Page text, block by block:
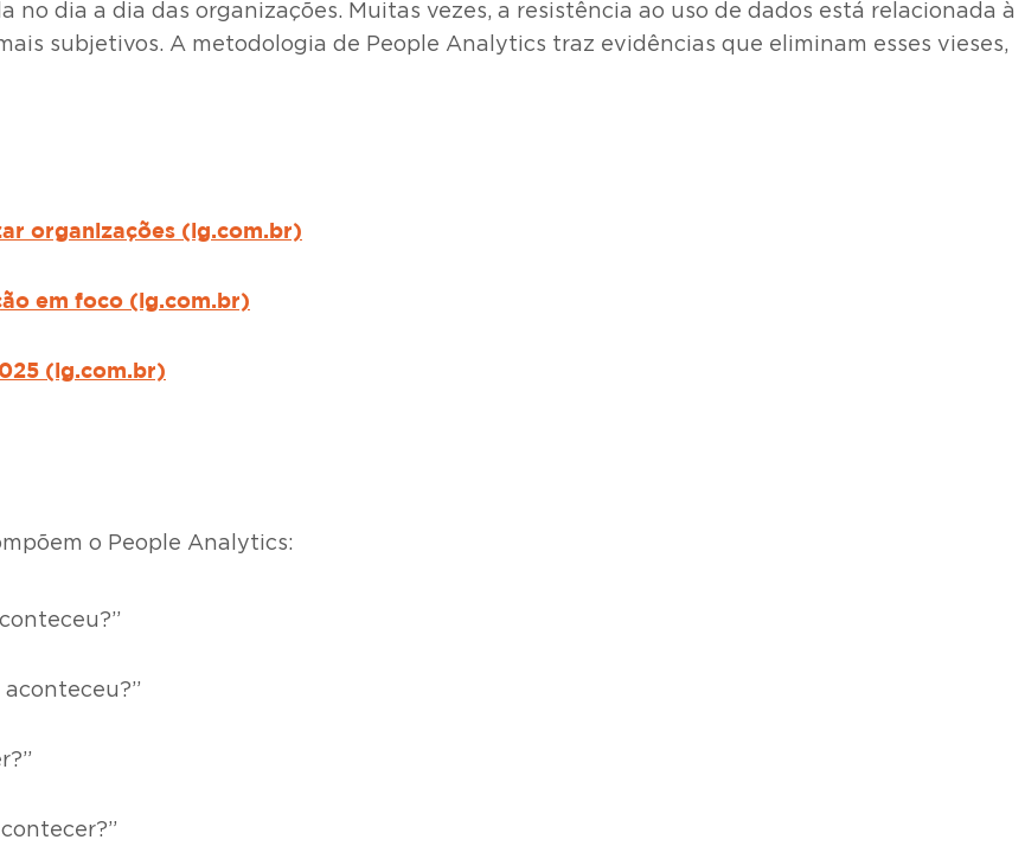
dia a dia das organizações. Muitas vezes, a resistência ao uso de dados está relacionada à
subjetivos. A metodologia de People Analytics traz evidências que eliminam esses vieses,
organizações (lg.com.br)
em foco (lg.com.br)
(lg.com.br)
o People Analytics: